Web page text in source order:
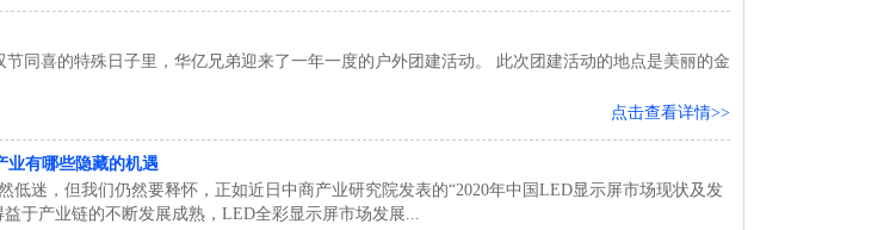
同喜的特殊日子里，华亿兄弟迎来了一年一度的户外团建活动。 此次团建活动的地点是美丽的金
点击查看详情>>
业有哪些隐藏的机遇
低迷，但我们仍然要释怀，正如近日中商产业研究院发表的“2020年中国LED显示屏市场现状及发
于产业链的不断发展成熟，LED全彩显示屏市场发展...